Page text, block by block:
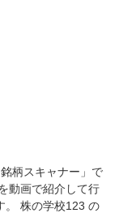
柄スキャナー」で
動画で紹介して行
。 株の学校123 の